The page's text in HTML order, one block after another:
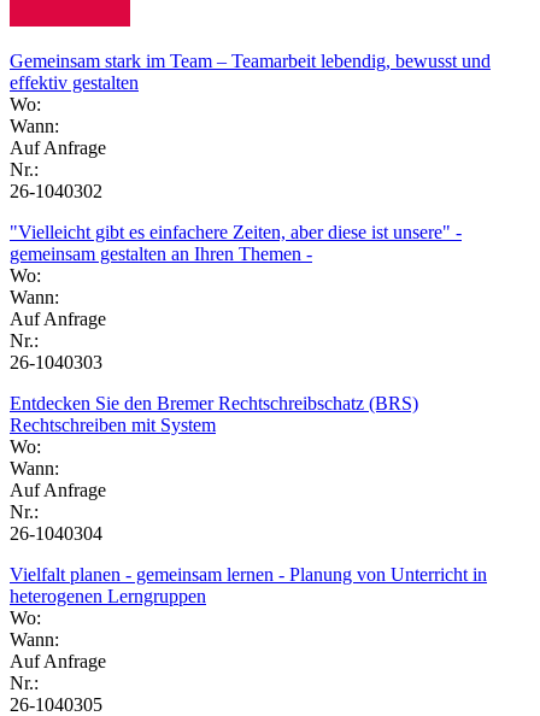
Gemeinsam stark im Team – Teamarbeit lebendig, bewusst und
effektiv gestalten
Wo:
Wann:
Auf Anfrage
Nr.:
26-1040302
"Vielleicht gibt es einfachere Zeiten, aber diese ist unsere" -
gemeinsam gestalten an Ihren Themen -
Wo:
Wann:
Auf Anfrage
Nr.:
26-1040303
Entdecken Sie den Bremer Rechtschreibschatz (BRS)
Rechtschreiben mit System
Wo:
Wann:
Auf Anfrage
Nr.:
26-1040304
Vielfalt planen - gemeinsam lernen - Planung von Unterricht in
heterogenen Lerngruppen
Wo:
Wann:
Auf Anfrage
Nr.:
26-1040305